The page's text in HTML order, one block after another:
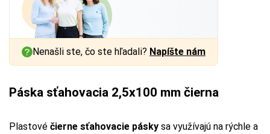
Nenašli ste, čo ste hľadali? Napíšte nám
Páska sťahovacia 2,5x100 mm čierna
Plastové čierne sťahovacie pásky sa využívajú na rýchle a